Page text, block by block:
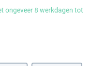
ongeveer 8 werkdagen tot